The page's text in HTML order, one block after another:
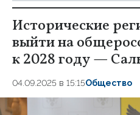
Исторические
выйти на
к 2028 году —
04.09.2025 в 15:15Общество